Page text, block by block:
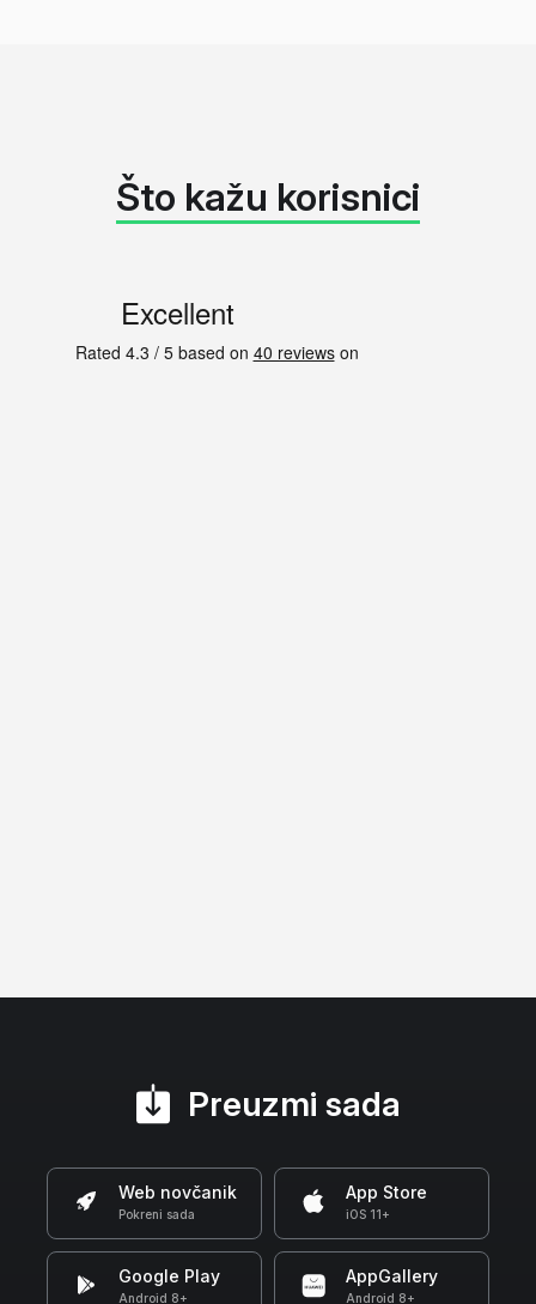
Što kažu korisnici
Preuzmi sada
Web novčanik
Pokreni sada
App Store
iOS 11+
Google Play
Android 8+
AppGallery
Android 8+